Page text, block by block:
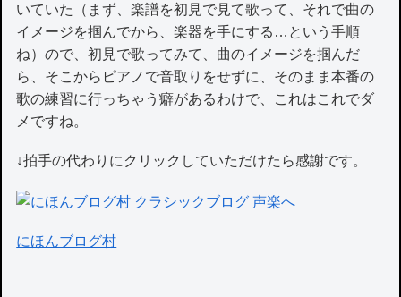
いていた（まず、楽譜を初見で見て歌って、それで曲の
イメージを掴んでから、楽器を手にする…という手順
ね）ので、初見で歌ってみて、曲のイメージを掴んだ
ら、そこからピアノで音取りをせずに、そのまま本番の
歌の練習に行っちゃう癖があるわけで、これはこれでダ
メですね。
↓拍手の代わりにクリックしていただけたら感謝です。
にほんブログ村